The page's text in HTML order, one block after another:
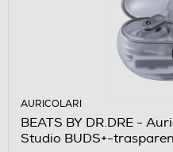
AURICOLARI
BEATS BY DR.DRE -
Studio BUDS+-